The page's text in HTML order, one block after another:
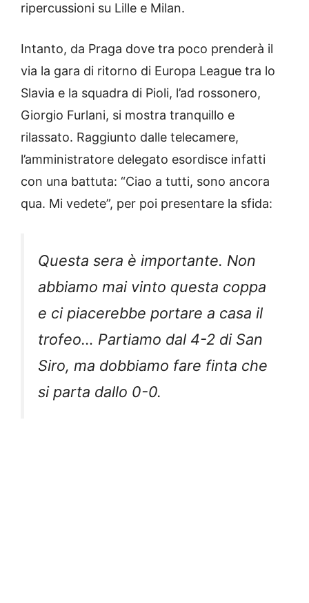
ripercussioni su Lille e Milan.
Intanto, da Praga dove tra poco prenderà il
via la gara di ritorno di Europa League tra lo
Slavia e la squadra di Pioli, l’ad rossonero,
Giorgio Furlani, si mostra tranquillo e
rilassato. Raggiunto dalle telecamere,
l’amministratore delegato esordisce infatti
con una battuta: “Ciao a tutti, sono ancora
qua. Mi vedete”, per poi presentare la sfida:
Questa sera è importante. Non
abbiamo mai vinto questa coppa
e ci piacerebbe portare a casa il
trofeo… Partiamo dal 4-2 di San
Siro, ma dobbiamo fare finta che
si parta dallo 0-0.